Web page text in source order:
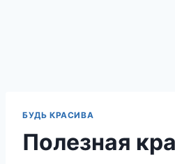
БУДЬ КРАСИВА
Полезная